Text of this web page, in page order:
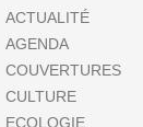
ACTUALITÉ
AGENDA
COUVERTURES
CULTURE
ECOLOGIE